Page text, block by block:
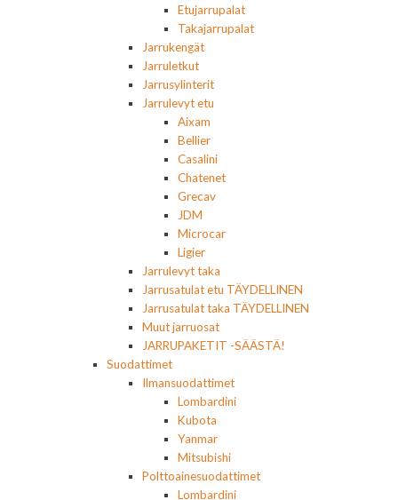
Etujarrupalat
Takajarrupalat
Jarrukengät
Jarruletkut
Jarrusylinterit
Jarrulevyt etu
Aixam
Bellier
Casalini
Chatenet
Grecav
JDM
Microcar
Ligier
Jarrulevyt taka
Jarrusatulat etu TÄYDELLINEN
Jarrusatulat taka TÄYDELLINEN
Muut jarruosat
JARRUPAKETIT -SÄÄSTÄ!
Suodattimet
Ilmansuodattimet
Lombardini
Kubota
Yanmar
Mitsubishi
Polttoainesuodattimet
Lombardini